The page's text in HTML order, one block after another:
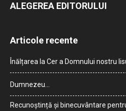
ALEGEREA EDITORULUI
Articole recente
Înălțarea la Cer a Domnului nostru
Dumnezeu…
Recunoștință și binecuvântare